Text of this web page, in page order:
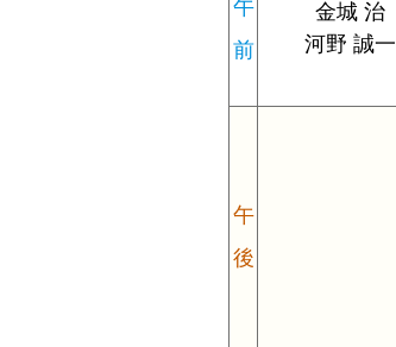
前
金城 治
河野 誠一
午
後